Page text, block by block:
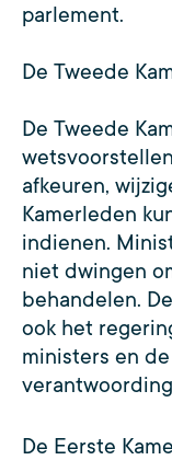
parlement.
De Tweede
De Tweede
afkeuren,
Kamerleden
indienen.
niet dwingen
behandelen.
ook het
ministers en
De Eerste